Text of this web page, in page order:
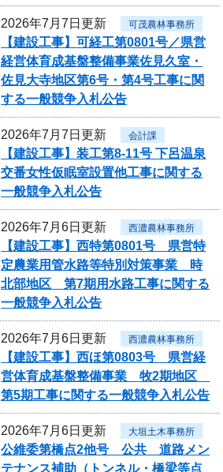
2026年7月7日更新 可茂農林事務所
【建設工事】可経工第0801号／県営
経営体育成基盤整備事業佐見久室・
佐見大寺地区第6号・第4号工事に関
する一般競争入札公告
2026年7月7日更新 会計課
【建設工事】装工第8-11号 下呂温泉
交番女性仮眠室設置他工事に関する
一般競争入札公告
2026年7月6日更新 西濃農林事務所
【建設工事】西特第0801号 県営特
定農業用管水路等特別対策事業 時
北部地区 第7期用水路工事に関する
一般競争入札公告
2026年7月6日更新 西濃農林事務所
【建設工事】西ほ第0803号 県営経
営体育成基盤整備事業 牧2期地区
第5期工事に関する一般競争入札公告
2026年7月6日更新 大垣土木事務所
公維委第橋点2他号 公共 道路メン
テナンス補助（トンネル・橋梁等点